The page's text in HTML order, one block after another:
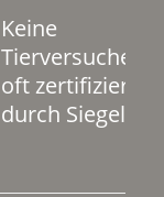
Keine
Tierversuche,
oft zertifiziert
durch Siegel.